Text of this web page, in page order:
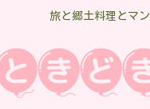
旅と郷土料理とマ